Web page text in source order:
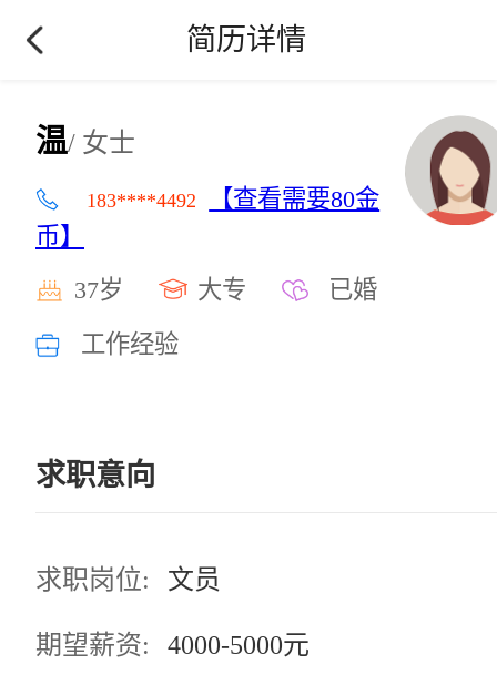
简历详情
温/ 女士
183****4492
【查看需要80金
币】
37岁
大专
已婚
工作经验
求职意向
求职岗位: 文员
期望薪资: 4000-5000元